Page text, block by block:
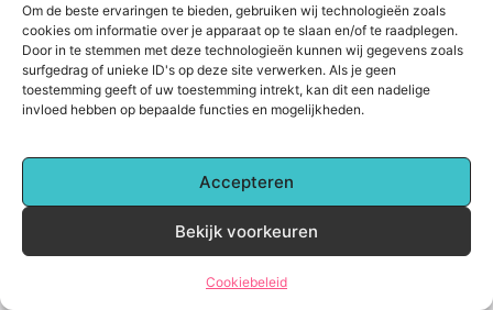
Om de beste ervaringen te bieden, gebruiken wij technologieën zoals
cookies om informatie over je apparaat op te slaan en/of te raadplegen.
Door in te stemmen met deze technologieën kunnen wij gegevens zoals
surfgedrag of unieke ID's op deze site verwerken. Als je geen
toestemming geeft of uw toestemming intrekt, kan dit een nadelige
invloed hebben op bepaalde functies en mogelijkheden.
Accepteren
Bekijk voorkeuren
Cookiebeleid
4 fabels over zonnepanelen
Omtrent zonnepanelen bestaan veel
onduidelijkheden en mythes. De
belangrijkste misvattingen over dit